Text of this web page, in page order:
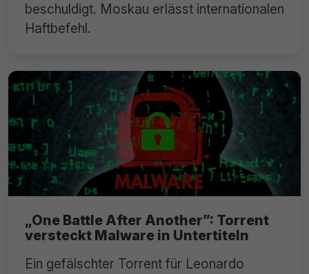
beschuldigt. Moskau erlässt internationalen
Haftbefehl.
„One Battle After Another”: Torrent
versteckt Malware in Untertiteln
Ein gefälschter Torrent für Leonardo